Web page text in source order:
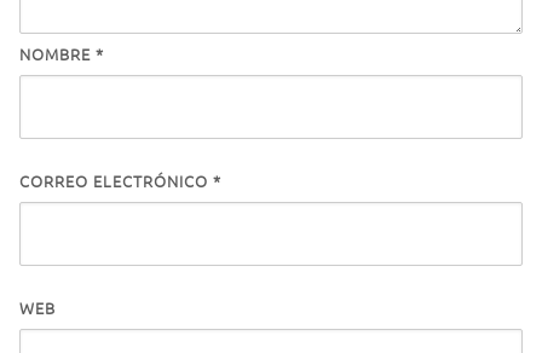
NOMBRE *
CORREO ELECTRÓNICO *
WEB